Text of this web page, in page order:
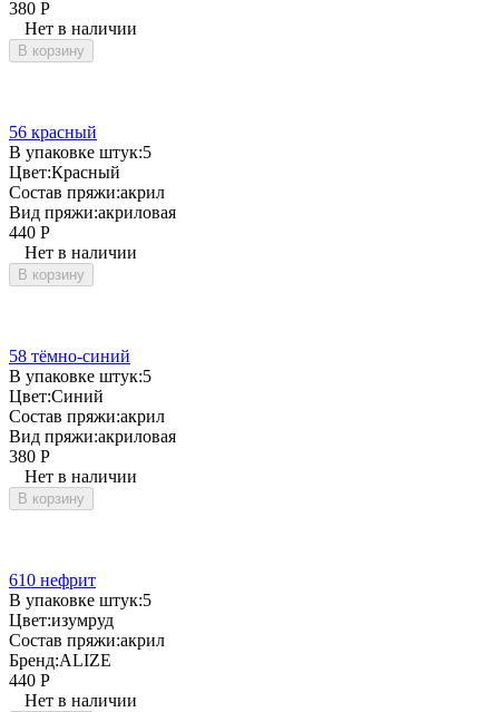
380 Р
Нет в наличии
В корзину
56 красный
В упаковке штук:5
Цвет:Красный
Состав пряжи:акрил
Вид пряжи:акриловая
440 Р
Нет в наличии
В корзину
58 тёмно-синий
В упаковке штук:5
Цвет:Синий
Состав пряжи:акрил
Вид пряжи:акриловая
380 Р
Нет в наличии
В корзину
610 нефрит
В упаковке штук:5
Цвет:изумруд
Состав пряжи:акрил
Бренд:ALIZE
440 Р
Нет в наличии